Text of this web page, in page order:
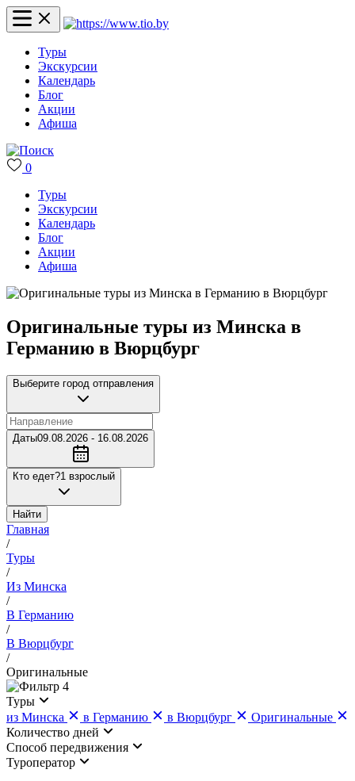
Туры
Экскурсии
Календарь
Блог
Акции
Афиша
0
Туры
Экскурсии
Календарь
Блог
Акции
Афиша
Оригинальные туры из Минска в
Германию в Вюрцбург
Выберите город отправления
Даты09.08.2026 - 16.08.2026
Кто едет?1 взрослый
Найти
Главная
/
Туры
/
Из Минска
/
В Германию
/
В Вюрцбург
/
Оригинальные
4
Туры
из Минска
в Германию в Вюрцбург
Оригинальные
Количество дней
Cпособ передвижения
Туроператор